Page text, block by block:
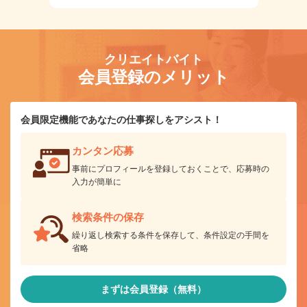
クリエイトバイト
会員登録のメリット
会員限定機能であなたの仕事探しをアシスト！
カンタン応募
事前にプロフィールを登録しておくことで、応募時の
入力が簡単に
検索条件の保存
繰り返し検索する条件を保存して、条件設定の手間を
省略
まずは会員登録（無料）